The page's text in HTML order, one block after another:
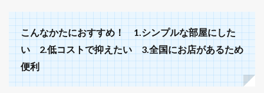
こんなかたにおすすめ！ 1.シンプルな部屋にした
い 2.低コストで抑えたい 3.全国にお店があるため
便利